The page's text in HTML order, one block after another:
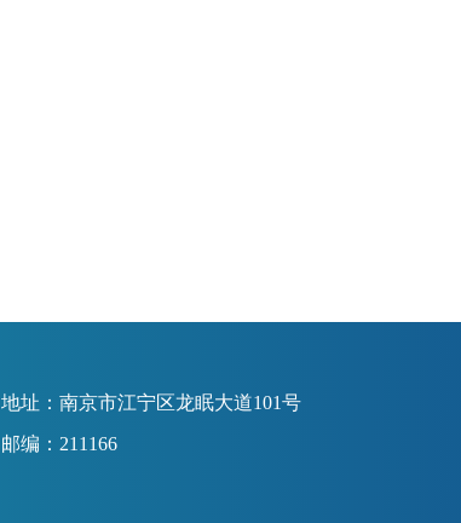
地址：南京市江宁区龙眠大道101号
邮编：211166